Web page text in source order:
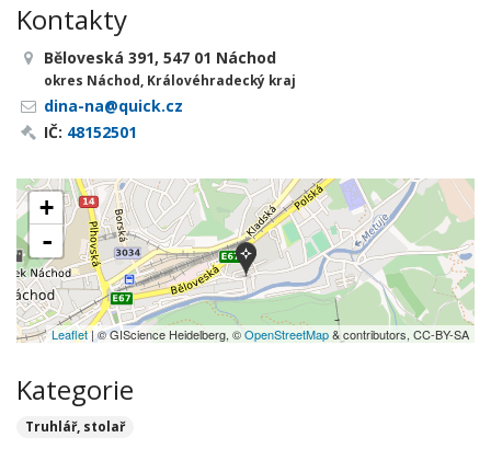
Kontakty
Běloveská 391, 547 01 Náchod
okres Náchod, Královéhradecký kraj
dina-na@quick.cz
IČ: 48152501
+
-
Leaflet| © GIScience Heidelberg, ©OpenStreetMap& contributors, CC-BY-SA
Kategorie
Truhlář, stolař